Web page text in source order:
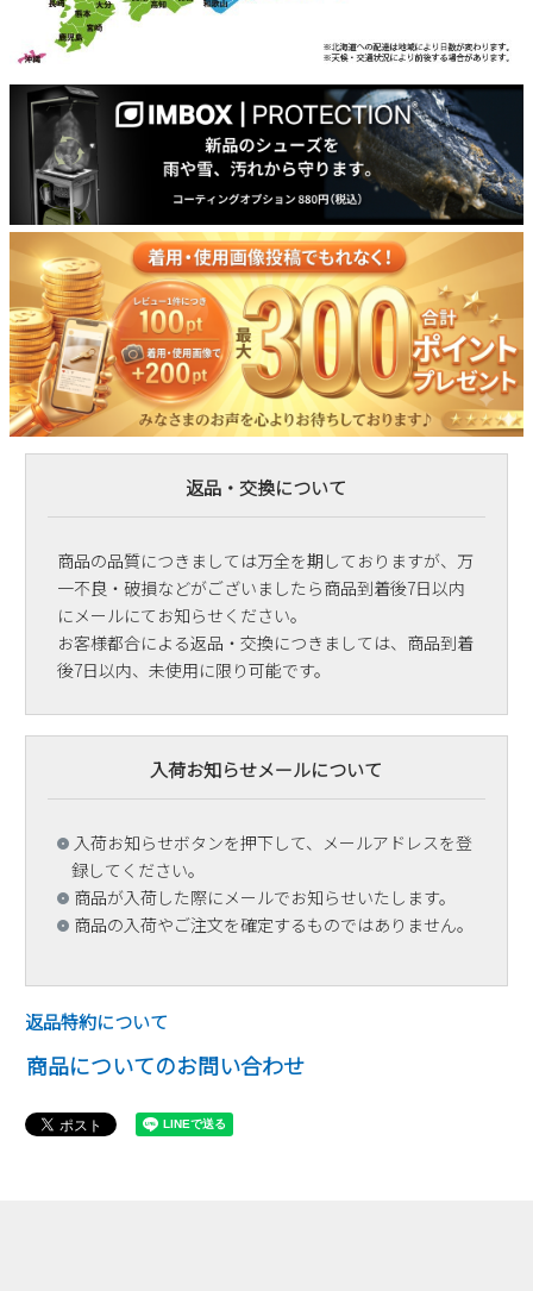
返品・交換について
商品の品質につきましては万全を期しておりますが、万
一不良・破損などがございましたら商品到着後7日以内
にメールにてお知らせください。
お客様都合による返品・交換につきましては、商品到着
後7日以内、未使用に限り可能です。
入荷お知らせメールについて
入荷お知らせボタンを押下して、メールアドレスを登
録してください。
商品が入荷した際にメールでお知らせいたします。
商品の入荷やご注文を確定するものではありません。
返品特約について
商品についてのお問い合わせ